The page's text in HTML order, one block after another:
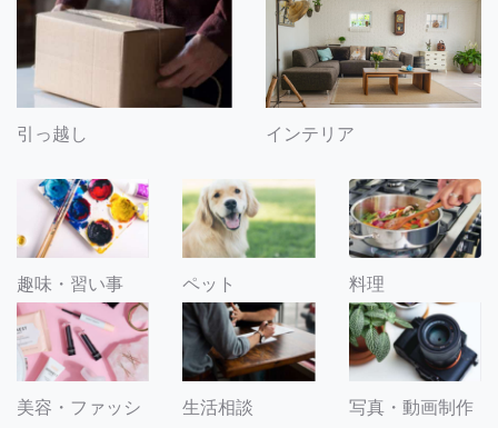
引っ越し インテリア
趣味・習い事 ペット 料理
美容・ファッシ
生活相談 写真・動画制作